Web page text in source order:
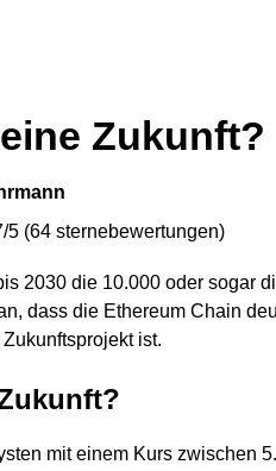
Zukunft?
5 (64 sternebewertungen)
2030 die 10.000 oder sogar
dass die Ethereum Chain
ist.
mit einem Kurs zwischen